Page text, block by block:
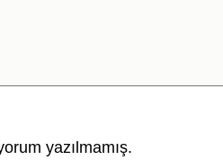
yazılmamış.